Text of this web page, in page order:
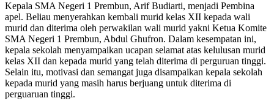
Kepala SMA Negeri 1 Prembun, Arif Budiarti, menjadi Pembina
apel. Beliau menyerahkan kembali murid kelas XII kepada wali
murid dan diterima oleh perwakilan wali murid yakni Ketua Komite
SMA Negeri 1 Prembun, Abdul Ghufron. Dalam kesempatan ini,
kepala sekolah menyampaikan ucapan selamat atas kelulusan murid
kelas XII dan kepada murid yang telah diterima di perguruan tinggi.
Selain itu, motivasi dan semangat juga disampaikan kepala sekolah
kepada murid yang masih harus berjuang untuk diterima di
perguaruan tinggi.